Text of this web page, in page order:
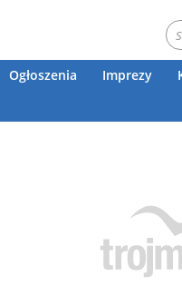
Ogłoszenia Imprezy